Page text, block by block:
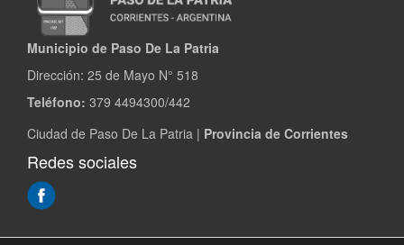
Municipio de Paso De La Patria
Dirección: 25 de Mayo N° 518
Teléfono: 379 4494300/442
Ciudad de Paso De La Patria | Provincia de Corrientes
Redes sociales